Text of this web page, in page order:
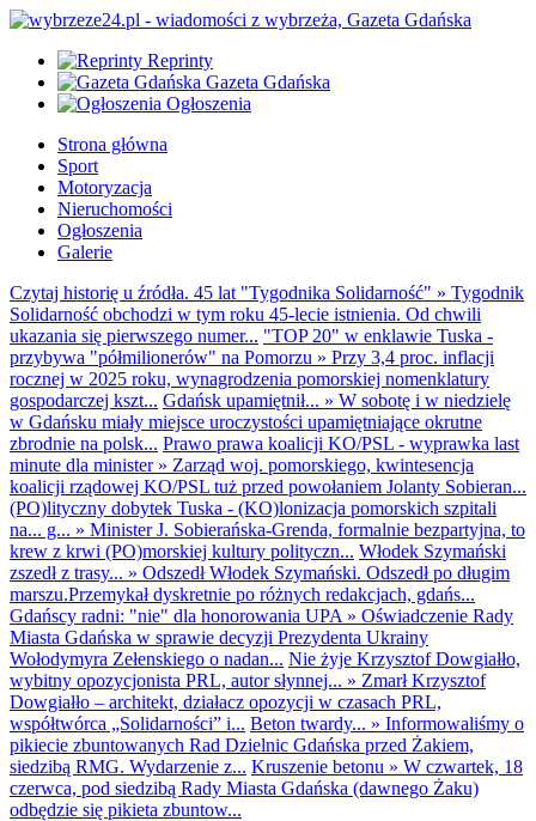
Reprinty
Gazeta Gdańska
Ogłoszenia
Strona główna
Sport
Motoryzacja
Nieruchomości
Ogłoszenia
Galerie
Czytaj historię u źródła. 45 lat "Tygodnika Solidarność" » Tygodnik
Solidarność obchodzi w tym roku 45-lecie istnienia. Od chwili
ukazania się pierwszego numer... "TOP 20" w enklawie Tuska -
przybywa "półmilionerów" na Pomorzu » Przy 3,4 proc. inflacji
rocznej w 2025 roku, wynagrodzenia pomorskiej nomenklatury
gospodarczej kszt... Gdańsk upamiętnił... » W sobotę i w niedzielę
w Gdańsku miały miejsce uroczystości upamiętniające okrutne
zbrodnie na polsk... Prawo prawa koalicji KO/PSL - wyprawka last
minute dla minister» Zarząd woj. pomorskiego, kwintesencja
koalicji rządowej KO/PSL tuż przed powołaniem Jolanty Sobieran...
(PO)lityczny dobytek Tuska - (KO)lonizacja pomorskich szpitali
na... g... » Minister J. Sobierańska-Grenda, formalnie bezpartyjna, to
krew z krwi (PO)morskiej kultury polityczn... Włodek Szymański
zszedł z trasy... » Odszedł Włodek Szymański. Odszedł po długim
marszu.Przemykał dyskretnie po różnych redakcjach, gdańs...
Gdańscy radni: "nie" dla honorowania UPA » Oświadczenie Rady
Miasta Gdańska w sprawie decyzji Prezydenta Ukrainy
Wołodymyra Zełenskiego o nadan... Nie żyje Krzysztof Dowgiałło,
wybitny opozycjonista PRL, autor słynnej... » Zmarł Krzysztof
Dowgiałło – architekt, działacz opozycji w czasach PRL,
współtwórca „Solidarności” i... Beton twardy... » Informowaliśmy o
pikiecie zbuntowanych Rad Dzielnic Gdańska przed Żakiem,
siedzibą RMG. Wydarzenie z... Kruszenie betonu » W czwartek, 18
czerwca, pod siedzibą Rady Miasta Gdańska (dawnego Żaku)
odbędzie się pikieta zbuntow...